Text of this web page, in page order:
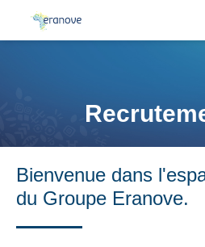
Bienvenue dans
du Groupe Eranove.